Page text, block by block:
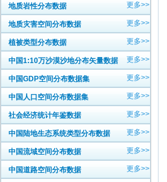
地质岩性分布数据 更多>>
地质灾害空间分布数据 更多>>
植被类型分布数据 更多>>
中国1:10万沙漠沙地分布矢量数据 更多>>
中国GDP空间分布数据集 更多>>
中国人口空间分布数据集 更多>>
社会经济统计年鉴数据 更多>>
中国陆地生态系统类型分布数据 更多>>
中国流域空间分布数据 更多>>
中国道路空间分布数据 更多>>